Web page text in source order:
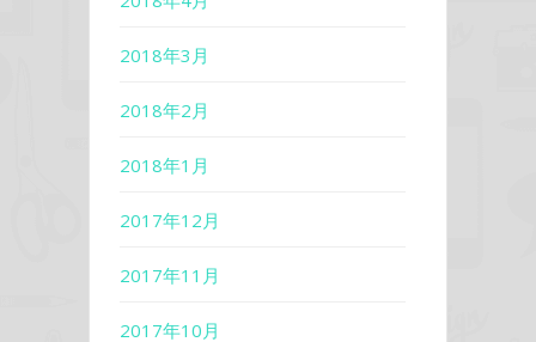
2018年3月
2018年2月
2018年1月
2017年12月
2017年11月
2017年10月